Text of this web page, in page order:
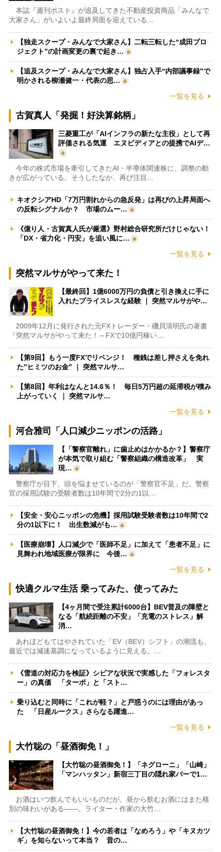
本誌『週刊ポスト』が追及してきた不動産投資商品「みんなで
大家さん」がいよいよ最終局面を迎えている…
【独走スクープ・みんなで大家さん】二転三転した“成田プロ
ジェクト”の計画変更の裏で起き…
【追及スクープ・みんなで大家さん】独占入手“内部議事録”で
明かされる柳瀬健一・代表の思…
一覧を見る
古賀真人「発掘！好決算銘柄」
三菱重工が「AIインフラの新たな主役」として再
評価される気運 エヌビディアとの提携でAIデ…
今年の株式市場を牽引してきたAI・半導体関連株に、調整の動
きが広がっている。そうしたなか、再び注目…
キオクシアHD「7万円割れからの急反発」は再びの上昇局面へ
の反転シグナルか？ 市場のムー…
《億り人・古賀真人氏が厳選》野村総合研究所だけじゃない！
「DX・省力化・円安」を追い風に…
一覧を見る
突然マルサがやって来た！
【最終回】1億6000万円の負債と引き換えに手に
入れたプライスレスな経験 ｜ 突然マルサがや…
2009年12月に発行された元FXトレーダー・磯貝清明氏の著書
『突然マルサがやって来た！～FXで10億円稼い…
【第9回】もう一度FXでリベンジ！ 種銭は差し押さえを免れ
た”ヒミツのお金” ｜ 突然マルサ…
【第8回】年利はなんと14.6％！ 毎日5万円超の延滞税が積み
上がっていく ｜ 突然マルサ…
一覧を見る
河合雅司「人口減少ニッポンの活路」
【「警察官離れ」に歯止めはかかるか？】警察庁
が本気で取り組む「警察組織の構造改革」 実
現…
警察庁が目下、頭を悩ませているのが「警察官不足」だ。警察
官の採用試験の受験者数は10年間で2分の1以…
【安全・安心ニッポンの危機】採用試験受験者数は10年間で2
分の1以下に！ 出生数減がも…
【医療崩壊】人口減少で「医師不足」に加えて「患者不足」に
見舞われ地域医療が限界に 今後…
一覧を見る
快適クルマ生活 乗ってみた、使ってみた
【4ヶ月間で受注累計6000台】BEV普及の障壁と
なる「航続距離の不安」「充電のストレス」解
消…
あれほどもてはやされていた「EV（BEV）シフト」の潮流も、
最近では減速基調になっているように見える。…
《雪道の対応力を検証》シビアな状況で実感した「フォレスタ
ー」の真価 「ターボ」と「スト…
乗り込むと同時に「これが軽？」と戸惑うのには理由があっ
た 「日産ルークス」さらなる躍進…
一覧を見る
大竹聡の「昼酒御免！」
【大竹聡の昼酒御免！】「ネグローニ」「山崎」
「マンハッタン」新宿三丁目の隠れ家バーで1…
お酒はいつ飲んでもいいものだが、昼から飲むお酒にはまた格
別の味わいがある――。ライター・作家の大竹…
【大竹聡の昼酒御免！】今の若者は「なめろう」や「キヌカツ
ギ」を知らないって本当？ 昔の…